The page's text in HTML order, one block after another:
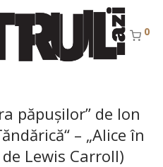
0
păpuşilor” de Ion
– „Alice în
Lewis Carroll)